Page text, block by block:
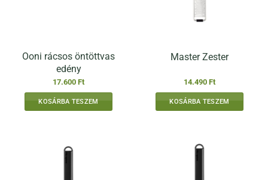
Ooni rácsos öntöttvas
edény
17.600 Ft
KOSÁRBA TESZEM
Master Zester
14.490 Ft
KOSÁRBA TESZEM